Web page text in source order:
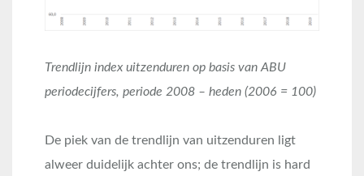
Trendlijn index uitzenduren op basis van ABU
periodecijfers, periode 2008 – heden (2006 = 100)
De piek van de trendlijn van uitzenduren ligt
alweer duidelijk achter ons; de trendlijn is hard